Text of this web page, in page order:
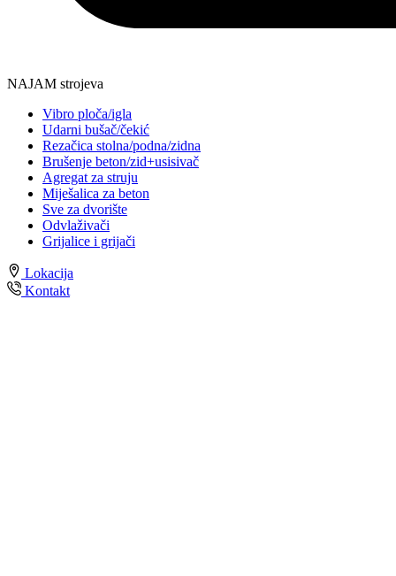
NAJAM strojeva
Vibro ploča/igla
Udarni bušač/čekić
Rezačica stolna/podna/zidna
Brušenje beton/zid+usisivač
Agregat za struju
Miješalica za beton
Sve za dvorište
Odvlaživači
Grijalice i grijači
Lokacija
Kontakt